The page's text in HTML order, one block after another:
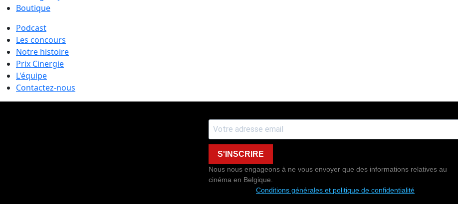
Boutique
Podcast
Les concours
Notre histoire
Prix Cinergie
L'équipe
Contactez-nous
S'INSCRIRE
Nous nous engageons à ne vous envoyer que des informations relatives au
cinéma en Belgique.
Conditions générales et politique de confidentialité